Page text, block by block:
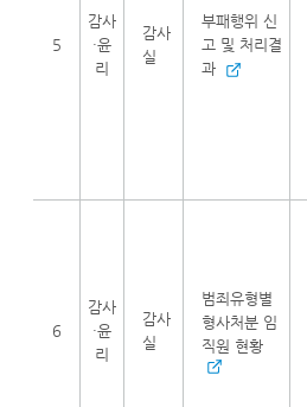
5
감사
·윤
리
감사
실
부패행위 신
고 및 처리결
과
6
감사
·윤
리
감사
실
범죄유형별
형사처분 임
직원 현황